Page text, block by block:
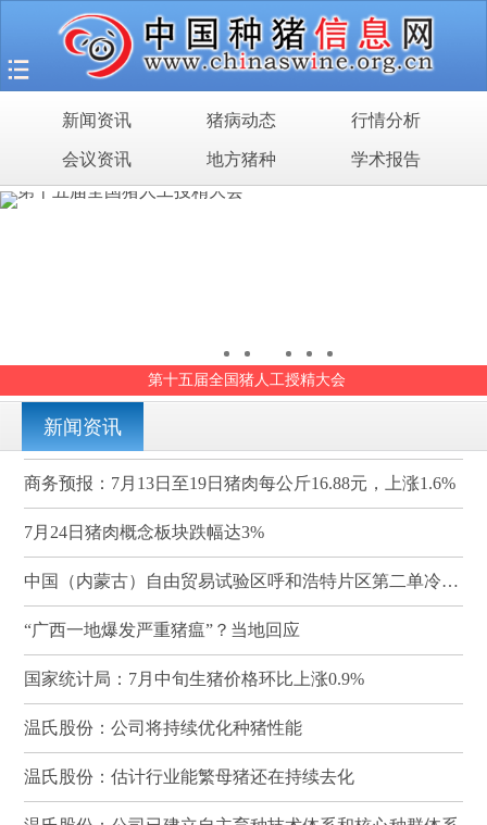
新闻资讯 猪病动态 行情分析
会议资讯 地方猪种 学术报告
第十五届全国猪人工授精大会
新闻资讯
商务预报：7月13日至19日猪肉每公斤16.88元，上涨1.6%
7月24日猪肉概念板块跌幅达3%
中国（内蒙古）自由贸易试验区呼和浩特片区第二单冷冻猪肉发往蒙古国
“广西一地爆发严重猪瘟”？当地回应
国家统计局：7月中旬生猪价格环比上涨0.9%
温氏股份：公司将持续优化种猪性能
温氏股份：估计行业能繁母猪还在持续去化
首页
猪场之旅
新闻资讯
猪病动态